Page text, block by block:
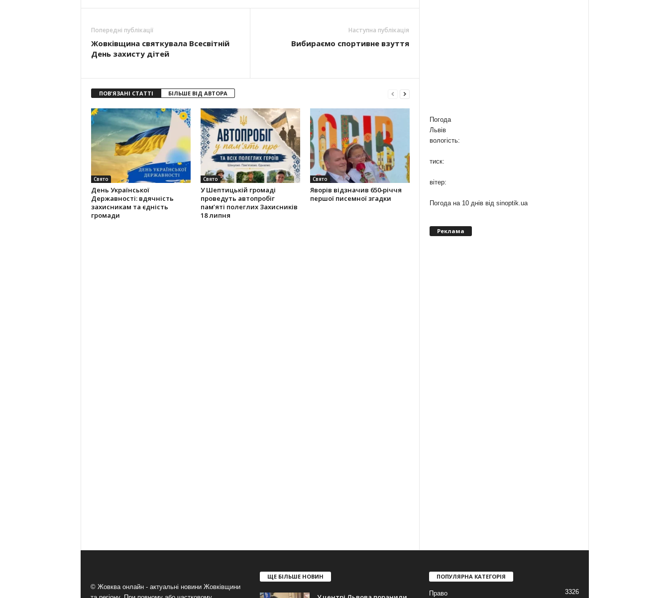
Попередні публікації
Жовківщина святкувала Всесвітній
День захисту дітей
Наступна публікація
Вибираємо спортивне взуття
ПОВ'ЯЗАНІ СТАТТІ БІЛЬШЕ ВІД АВТОРА
Свято
День Української
Державності: вдячність
захисникам та єдність
громади
Свято
У Шептицькій громаді
проведуть автопробіг
пам’яті полеглих Захисників
18 липня
Свято
Яворів відзначив 650‑річчя
першої писемної згадки
Погода
Львів
вологість:
тиск:
вітер:
Погода на 10 днів від sinoptik.ua
Реклама
© Жовква онлайн - актуальні новини Жовківщини
ЩЕ БІЛЬШЕ НОВИН ПОПУЛЯРНА КАТЕГОРІЯ
Право 3326